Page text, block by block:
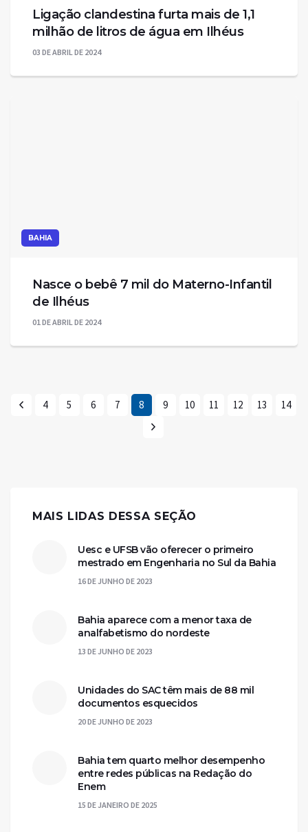
Ligação clandestina furta mais de 1,1
milhão de litros de água em Ilhéus
03 DE ABRIL DE 2024
BAHIA
Nasce o bebê 7 mil do Materno-Infantil
de Ilhéus
01 DE ABRIL DE 2024
4 5 6 7 8 9 10 11 12 13 14
MAIS LIDAS DESSA SEÇÃO
Uesc e UFSB vão oferecer o primeiro
mestrado em Engenharia no Sul da Bahia
16 DE JUNHO DE 2023
Bahia aparece com a menor taxa de
analfabetismo do nordeste
13 DE JUNHO DE 2023
Unidades do SAC têm mais de 88 mil
documentos esquecidos
20 DE JUNHO DE 2023
Bahia tem quarto melhor desempenho
entre redes públicas na Redação do
Enem
15 DE JANEIRO DE 2025